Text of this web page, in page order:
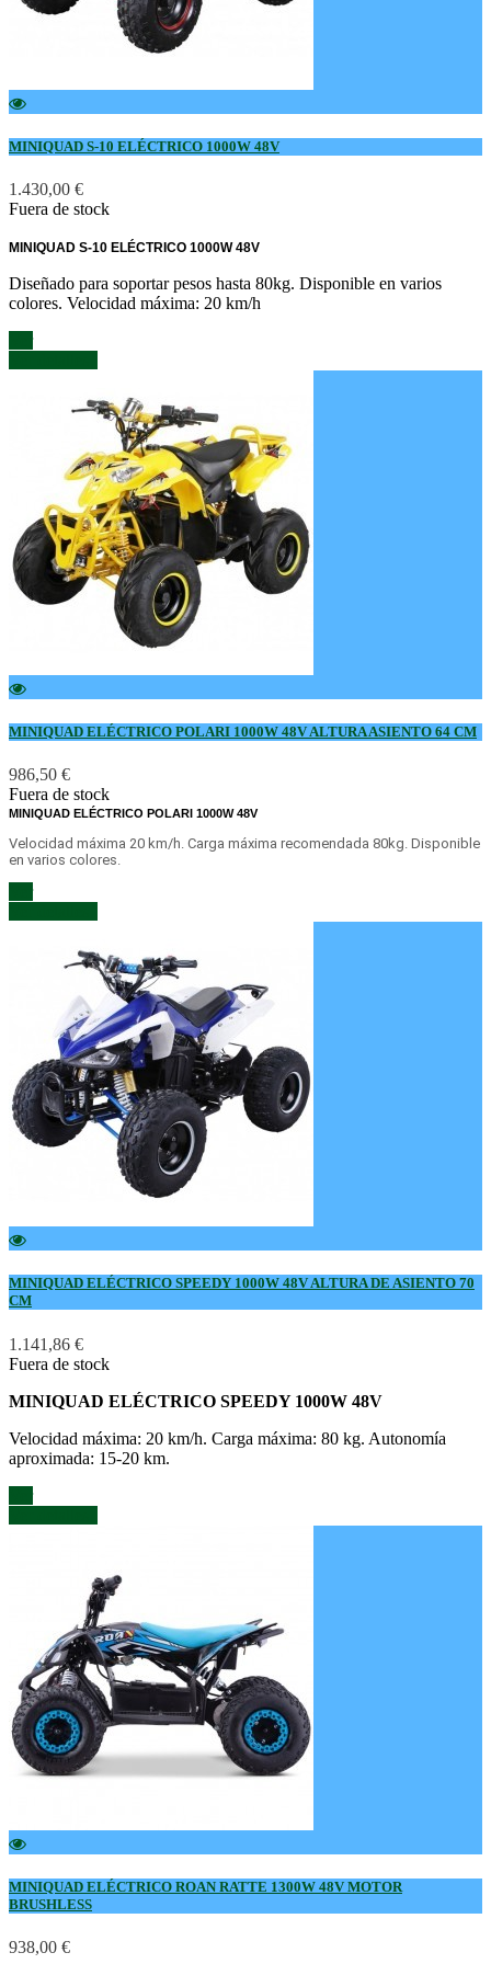
MINIQUAD S-10 ELÉCTRICO 1000W 48V
1.430,00 €
Fuera de stock
MINIQUAD S-10 ELÉCTRICO 1000W 48V
Diseñado para soportar pesos hasta 80kg. Disponible en varios
colores. Velocidad máxima: 20 km/h
Azul
Blanco
Naranja
Negro
Rojo
Verde
MINIQUAD ELÉCTRICO POLARI 1000W 48V ALTURA ASIENTO 64 CM
986,50 €
Fuera de stock
MINIQUAD ELÉCTRICO POLARI 1000W 48V
Velocidad máxima 20 km/h. Carga máxima recomendada 80kg. Disponible
en varios colores.
Amarillo
Azul
Naranja
Negro
Rojo
Rosa
MINIQUAD ELÉCTRICO SPEEDY 1000W 48V ALTURA DE ASIENTO 70
CM
1.141,86 €
Fuera de stock
MINIQUAD ELÉCTRICO SPEEDY 1000W 48V
Velocidad máxima: 20 km/h. Carga máxima: 80 kg. Autonomía
aproximada: 15-20 km.
Azul
Blanco
Naranja
Verde
MINIQUAD ELÉCTRICO ROAN RATTE 1300W 48V MOTOR
BRUSHLESS
938,00 €